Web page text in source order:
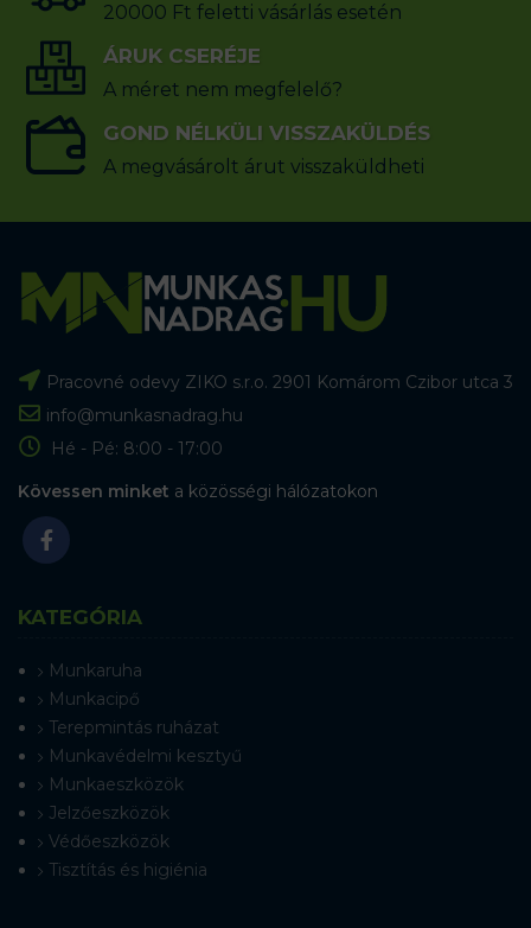
20000 Ft feletti vásárlás esetén
ÁRUK CSERÉJE
A méret nem megfelelő?
GOND NÉLKÜLI VISSZAKÜLDÉS
A megvásárolt árut visszaküldheti
Pracovné odevy ZIKO s.r.o. 2901 Komárom Czibor utca 3
info@munkasnadrag.hu
Hé - Pé: 8:00 - 17:00
Kövessen minket a közösségi hálózatokon
KATEGÓRIA
Munkaruha
Munkacipő
Terepmintás ruházat
Munkavédelmi kesztyű
Munkaeszközök
Jelzőeszközök
Védőeszközök
Tisztítás és higiénia